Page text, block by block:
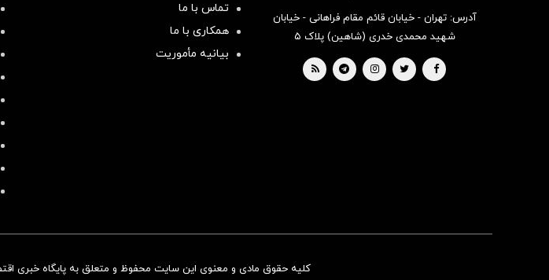
آدرس: تهران - خیابان قائم مقام فراهانی - خیابان
شهید محمدی خدری (شاهین) پلاک ۵
تماس با ما
همکاری با ما
بیانیه مأموریت
کلیه حقوق مادی و معنوی این سایت محفوظ و متعلق به پایگاه خبری